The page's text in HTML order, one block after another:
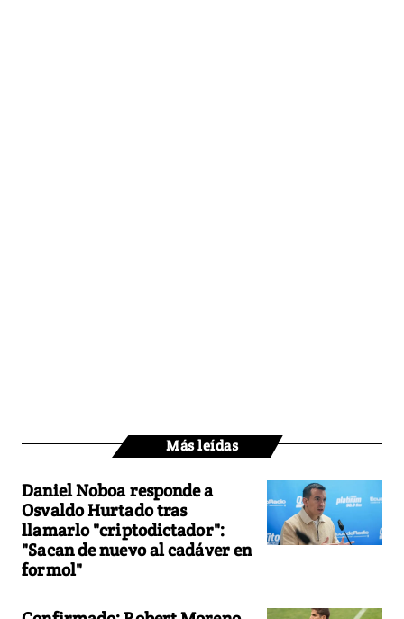
Más leídas
Daniel Noboa responde a
Osvaldo Hurtado tras
llamarlo "criptodictador":
"Sacan de nuevo al cadáver en
formol"